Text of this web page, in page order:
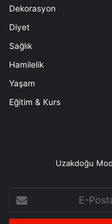
Dekorasyon
Diyet
Sağlık
Hamilelik
Yaşam
Eğitim & Kurs
Uzakdoğu
Posta
adresinizi